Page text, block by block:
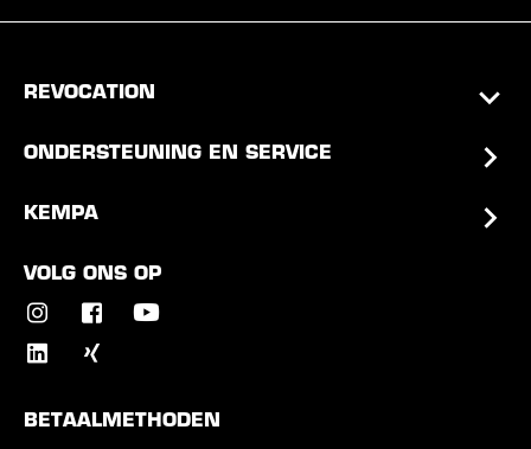
REVOCATION
ONDERSTEUNING EN SERVICE
KEMPA
VOLG ONS OP
BETAALMETHODEN